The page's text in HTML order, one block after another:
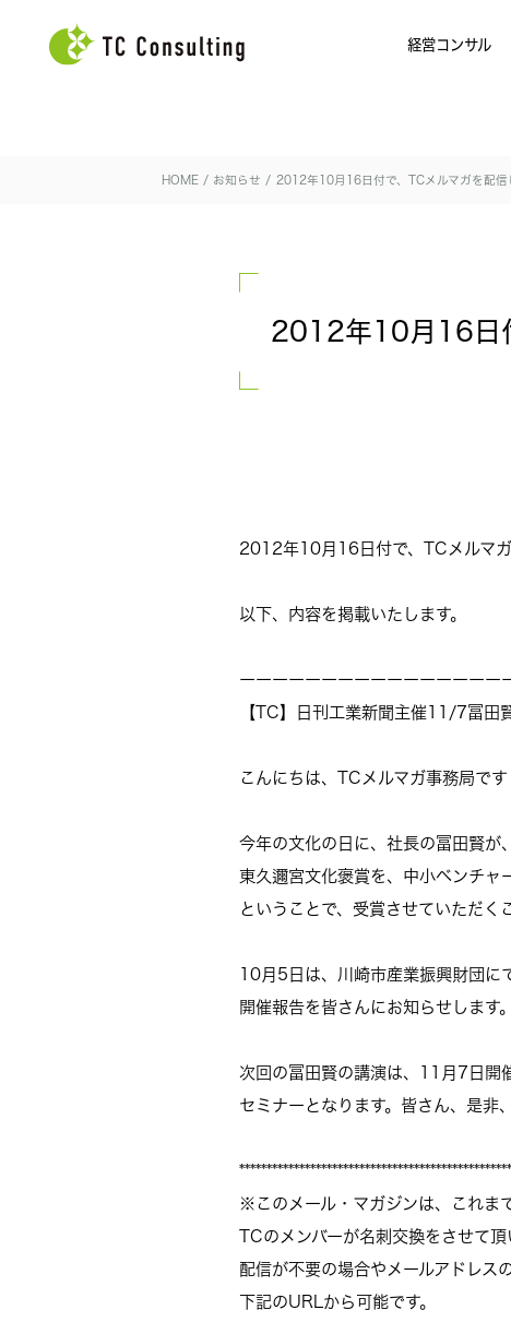
経営コンサル
HOME / お知らせ / 2012年10月16日付で、TCメルマガを配信
2012年10月16日
2012年10月16日付で、TCメルマガ
以下、内容を掲載いたします。
ーーーーーーーーーーーーーーーー
【TC】日刊工業新聞主催11/7冨田
こんにちは、TCメルマガ事務局で
今年の文化の日に、社長の冨田賢が
東久邇宮文化褒賞を、中小ベンチャ
ということで、受賞させていただく
10月5日は、川崎市産業振興財団に
開催報告を皆さんにお知らせします。
次回の冨田賢の講演は、11月7日開
セミナーとなります。皆さん、是非
※このメール・マガジンは、これま
TCのメンバーが名刺交換をさせて頂
配信が不要の場合やメールアドレス
下記のURLから可能です。